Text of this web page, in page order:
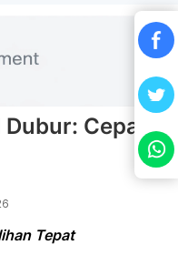
Cepat
Tepat